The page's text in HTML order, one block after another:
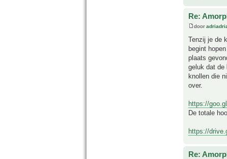
Re:
door
Tenzij je de
begint
plaats
geluk dat de
knollen die
over.
https://
De totale
https://
Re: